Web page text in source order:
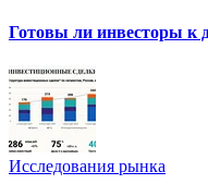
Готовы ли инвесторы к
Исследования рынка